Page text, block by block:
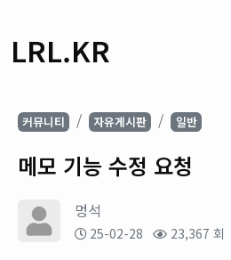
LRL.KR
커뮤니티 자유게시판 일반
메모 기능 수정 요청
멍석
25-02-28 23,367 회